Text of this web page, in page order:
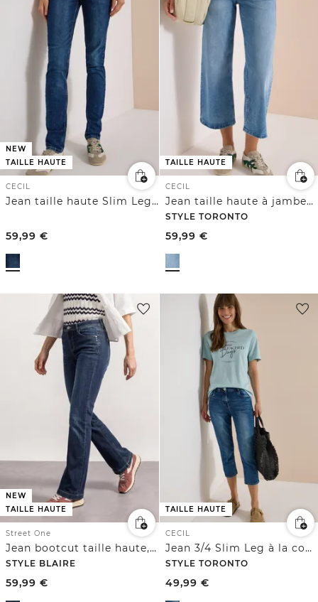
NEW
TAILLE HAUTE
CECIL
Jean taille haute Slim Leg, coupe slim
59,99 €
TAILLE HAUTE
CECIL
Jean taille haute à jambes larges, coupe slim
STYLE TORONTO
59,99 €
NEW
TAILLE HAUTE
Street One
Jean bootcut taille haute, coupe slim
STYLE BLAIRE
59,99 €
TAILLE HAUTE
CECIL
Jean 3/4 Slim Leg à la coupe slim
STYLE TORONTO
49,99 €